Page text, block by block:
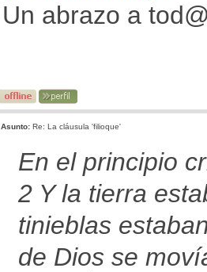
Un abrazo a
Asunto: Re: La cláusula 'filioque'
En el principio
2 Y la tierra
tinieblas
de Dios se